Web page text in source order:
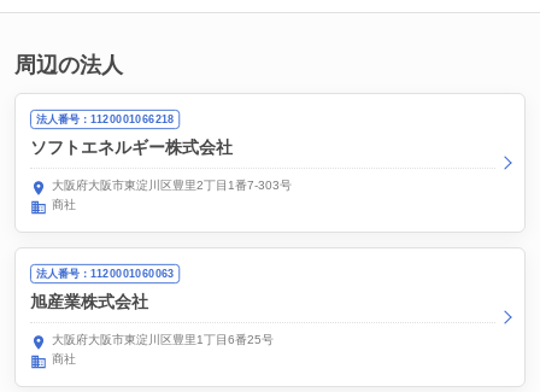
周辺の法人
法人番号：1120001066218
ソフトエネルギー株式会社
大阪府大阪市東淀川区豊里2丁目1番7-303号
商社
法人番号：1120001060063
旭産業株式会社
大阪府大阪市東淀川区豊里1丁目6番25号
商社